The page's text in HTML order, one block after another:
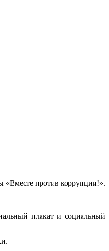
«Вместе против коррупции!».
плакат и социальный